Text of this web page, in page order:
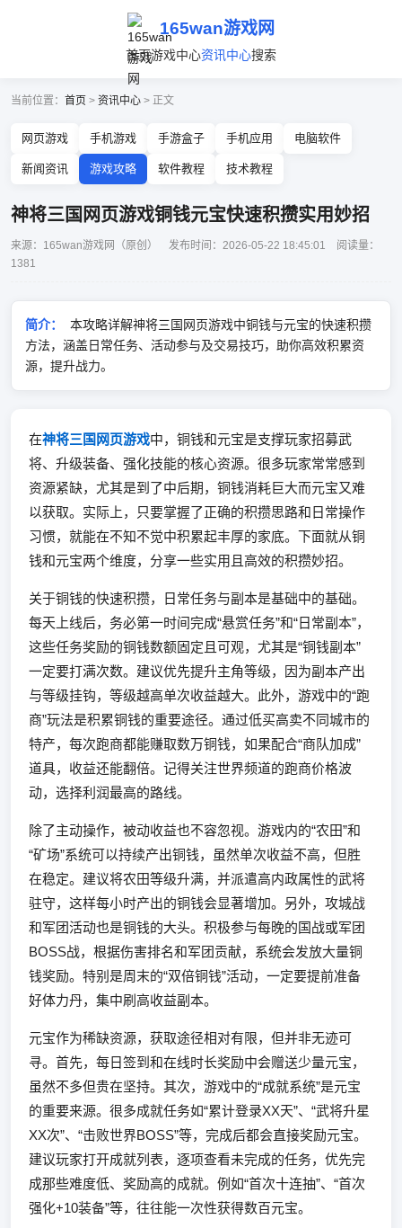
165wan游戏网
首页游戏中心资讯中心搜索
当前位置： 首页 > 资讯中心 > 正文
网页游戏 手机游戏 手游盒子 手机应用 电脑软件
新闻资讯 游戏攻略 软件教程 技术教程
神将三国网页游戏铜钱元宝快速积攒实用妙招
来源：165wan游戏网（原创） 发布时间：2026-05-22 18:45:01 阅读量：
1381
简介：
本攻略详解神将三国网页游戏中铜钱与元宝的快速积攒
方法，涵盖日常任务、活动参与及交易技巧，助你高效积累资
源，提升战力。
在神将三国网页游戏中，铜钱和元宝是支撑玩家招募武
将、升级装备、强化技能的核心资源。很多玩家常常感到
资源紧缺，尤其是到了中后期，铜钱消耗巨大而元宝又难
以获取。实际上，只要掌握了正确的积攒思路和日常操作
习惯，就能在不知不觉中积累起丰厚的家底。下面就从铜
钱和元宝两个维度，分享一些实用且高效的积攒妙招。
关于铜钱的快速积攒，日常任务与副本是基础中的基础。
每天上线后，务必第一时间完成“悬赏任务”和“日常副本”，
这些任务奖励的铜钱数额固定且可观，尤其是“铜钱副本”
一定要打满次数。建议优先提升主角等级，因为副本产出
与等级挂钩，等级越高单次收益越大。此外，游戏中的“跑
商”玩法是积累铜钱的重要途径。通过低买高卖不同城市的
特产，每次跑商都能赚取数万铜钱，如果配合“商队加成”
道具，收益还能翻倍。记得关注世界频道的跑商价格波
动，选择利润最高的路线。
除了主动操作，被动收益也不容忽视。游戏内的“农田”和
“矿场”系统可以持续产出铜钱，虽然单次收益不高，但胜
在稳定。建议将农田等级升满，并派遣高内政属性的武将
驻守，这样每小时产出的铜钱会显著增加。另外，攻城战
和军团活动也是铜钱的大头。积极参与每晚的国战或军团
BOSS战，根据伤害排名和军团贡献，系统会发放大量铜
钱奖励。特别是周末的“双倍铜钱”活动，一定要提前准备
好体力丹，集中刷高收益副本。
元宝作为稀缺资源，获取途径相对有限，但并非无迹可
寻。首先，每日签到和在线时长奖励中会赠送少量元宝，
虽然不多但贵在坚持。其次，游戏中的“成就系统”是元宝
的重要来源。很多成就任务如“累计登录XX天”、“武将升星
XX次”、“击败世界BOSS”等，完成后都会直接奖励元宝。
建议玩家打开成就列表，逐项查看未完成的任务，优先完
成那些难度低、奖励高的成就。例如“首次十连抽”、“首次
强化+10装备”等，往往能一次性获得数百元宝。